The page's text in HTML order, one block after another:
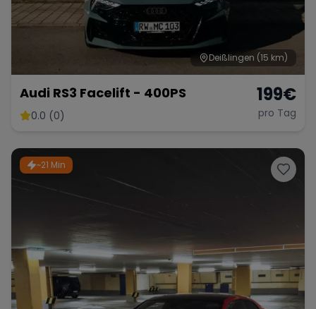
Deißlingen (15 km)
Audi RS3 Facelift - 400PS
0.0 (0)
199€
pro Tag
~21 Min